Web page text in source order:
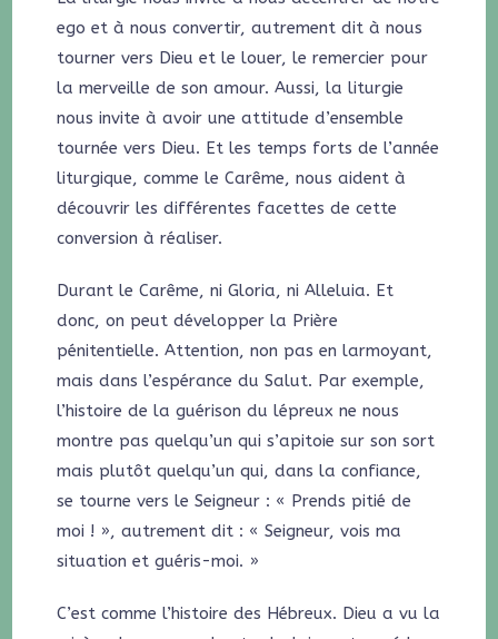
ego et à nous convertir, autrement dit à nous
tourner vers Dieu et le louer, le remercier pour
la merveille de son amour. Aussi, la liturgie
nous invite à avoir une attitude d’ensemble
tournée vers Dieu. Et les temps forts de l’année
liturgique, comme le Carême, nous aident à
découvrir les différentes facettes de cette
conversion à réaliser.
Durant le Carême, ni Gloria, ni Alleluia. Et
donc, on peut développer la Prière
pénitentielle. Attention, non pas en larmoyant,
mais dans l’espérance du Salut. Par exemple,
l’histoire de la guérison du lépreux ne nous
montre pas quelqu’un qui s’apitoie sur son sort
mais plutôt quelqu’un qui, dans la confiance,
se tourne vers le Seigneur : « Prends pitié de
moi ! », autrement dit : « Seigneur, vois ma
situation et guéris-moi. »
C’est comme l’histoire des Hébreux. Dieu a vu la